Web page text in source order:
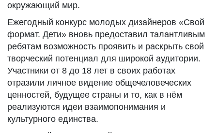
окружающий мир.
Ежегодный конкурс молодых дизайнеров «Свой
формат. Дети» вновь предоставил талантливым
ребятам возможность проявить и раскрыть свой
творческий потенциал для широкой аудитории.
Участники от 8 до 18 лет в своих работах
отразили личное видение общечеловеческих
ценностей, будущее страны и то, как в нём
реализуются идеи взаимопонимания и
культурного единства.